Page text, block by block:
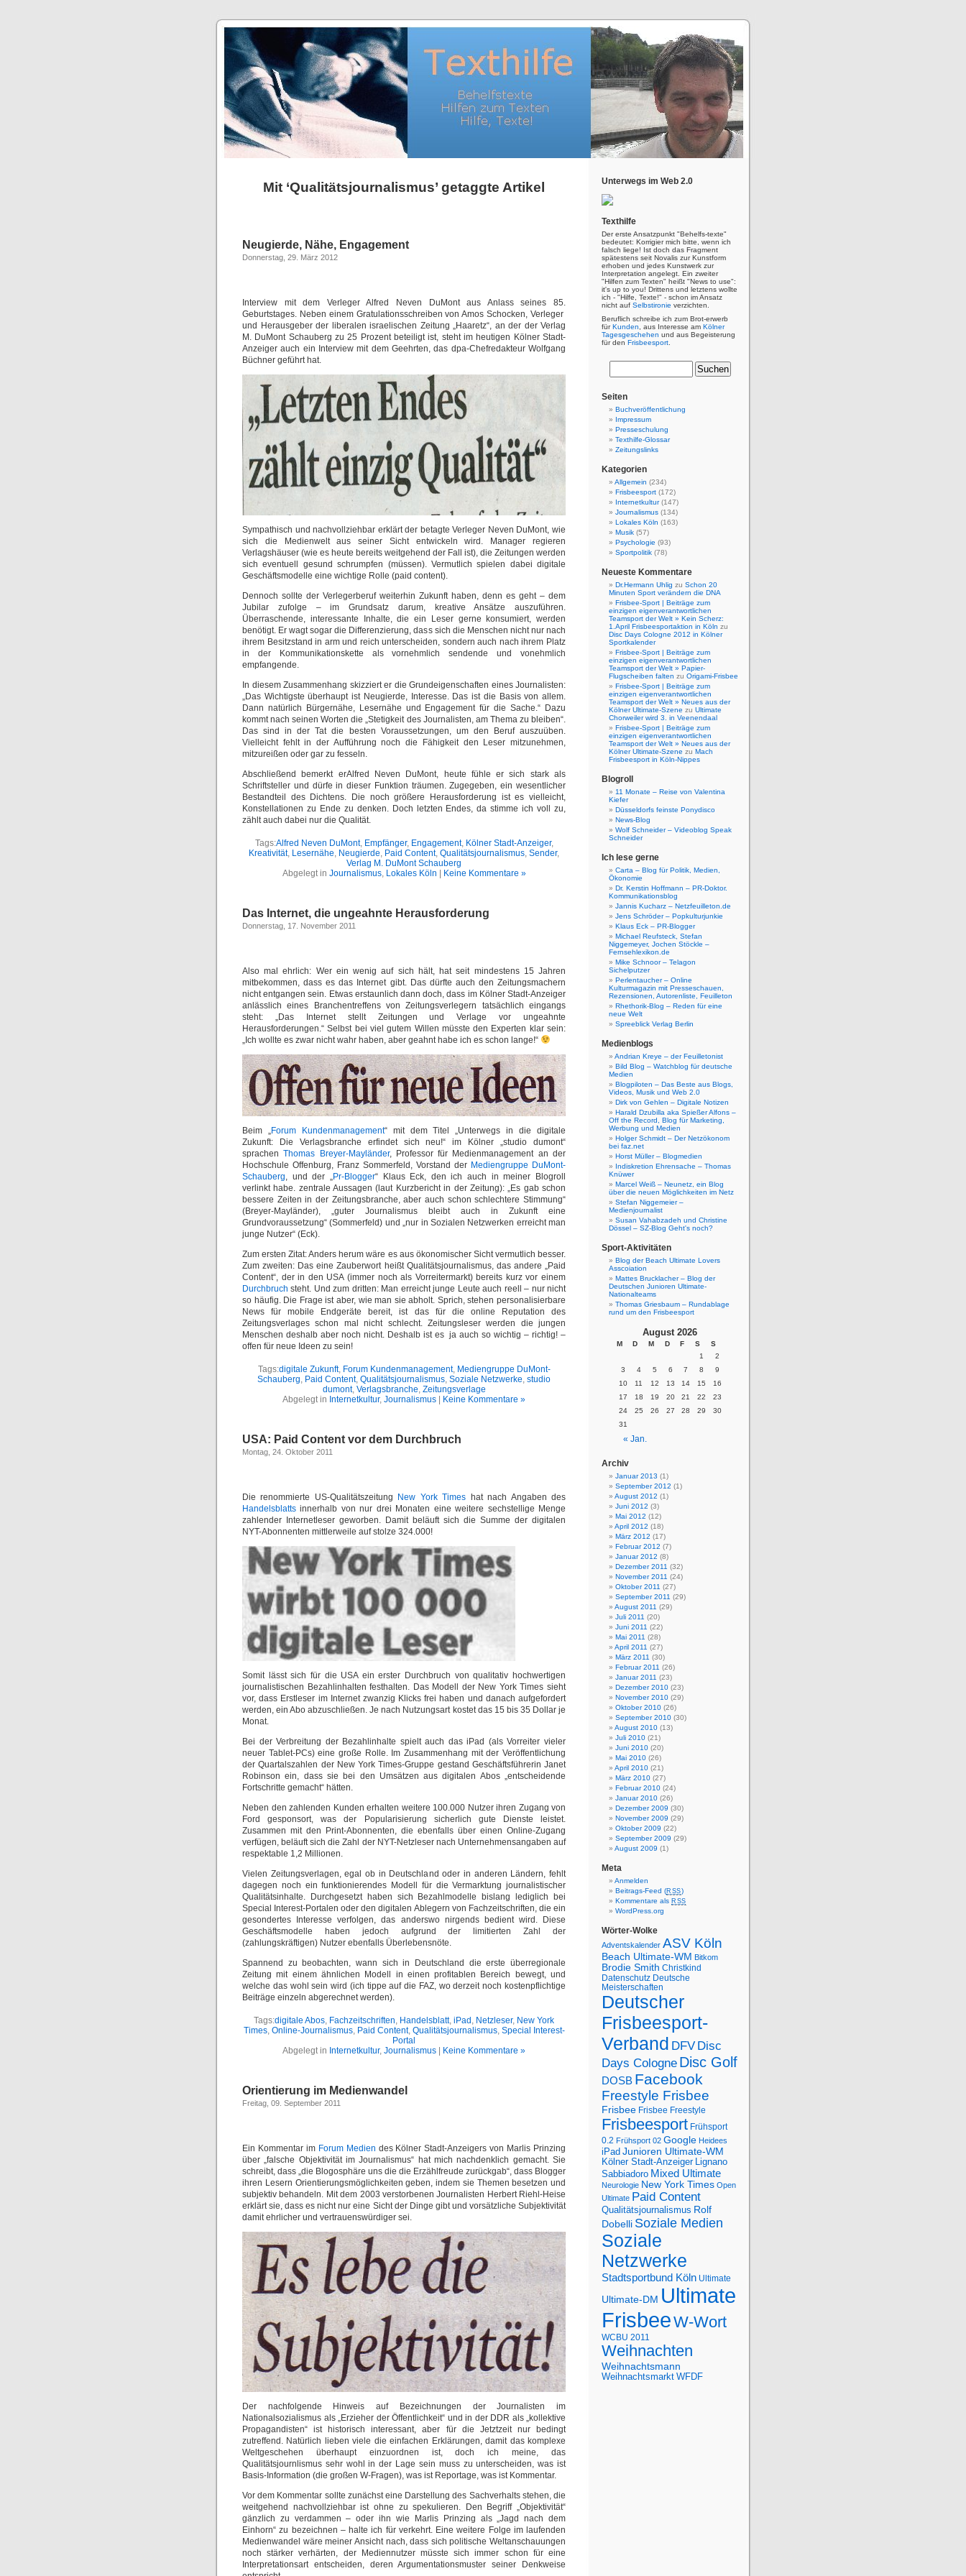
Mit ‘Qualitätsjournalismus’ getaggte Artikel
Neugierde, Nähe, Engagement
Donnerstag, 29. März 2012
Interview mit dem Verleger Alfred Neven DuMont aus Anlass seines 85.
Geburtstages. Neben einem Gratulationsschreiben von Amos Schocken, Verleger
und Herausgeber der liberalen israelischen Zeitung „Haaretz“, an der der Verlag
M. DuMont Schauberg zu 25 Prozent beteiligt ist, steht im heutigen Kölner Stadt-
Anzeiger auch ein Interview mit dem Geehrten, das dpa-Chefredakteur Wolfgang
Büchner geführt hat.
Sympathisch und nachvollziehbar erklärt der betagte Verleger Neven DuMont, wie
sich die Medienwelt aus seiner Sicht entwickeln wird. Manager regieren
Verlagshäuser (wie es heute bereits weitgehend der Fall ist), die Zeitungen werden
sich eventuell gesund schrumpfen (müssen). Vermutlich spielen dabei digitale
Geschäftsmodelle eine wichtige Rolle (paid content).
Dennoch sollte der Verlegerberuf weiterhin Zukunft haben, denn es geht – dem
Jubilar zufolge – im Grundsatz darum, kreative Ansätze auszuführen.
Überraschende, interessante Inhalte, die ein Leser gerne konsumiert, werden
benötigt. Er wagt sogar die Differenzierung, dass sich die Menschen nicht nur nach
ihrem Besitzstand in arm und reich unterscheiden, sondern auch nach ihrem Platz
in der Kommunikationskette als vornehmlich sendende und vonehmlich
empfangende.
In diesem Zusammenhang skizziert er die Grundeigenschaften eines Journalisten:
„Das Wichtigste überhaupt ist Neugierde, Interesse. Das ist die Basis von allem.
Dann natürlich Bürgernähe, Lesernähe und Engagement für die Sache.“ Dazu
kommt nach seinen Worten die „Stetigkeit des Journalisten, am Thema zu bleiben“.
Das sind in der Tat die besten Voraussetzungen, um den Beruf auszuüben.
Vielleicht fehlt in der Aufführung noch die Fähigkeit den Leser mitzunehmen,
mitzureißen oder gar zu fesseln.
Abschließend bemerkt erAlfred Neven DuMont, heute fühle er sich stark als
Schriftsteller und dürfe in dieser Funktion träumen. Zugegeben, ein wesentlicher
Bestandteil des Dichtens. Die noch größere Herausforderung ist es vielleicht,
Konstellationen zu Ende zu denken. Doch letzten Endes, da stimme ich voll zu,
zählt auch dabei nur die Qualität.
Tags:Alfred Neven DuMont, Empfänger, Engagement, Kölner Stadt-Anzeiger,
Kreativität, Lesernähe, Neugierde, Paid Content, Qualitätsjournalismus, Sender,
Verlag M. DuMont Schauberg
Abgelegt in Journalismus, Lokales Köln Keine Kommentare »
Das Internet, die ungeahnte Herausforderung
Donnerstag, 17. November 2011
Also mal ehrlich: Wer ein wenig auf sich hält, hat seit mindestens 15 Jahren
mitbekommen, dass es das Internet gibt. Das dürfte auch den Zeitungsmachern
nicht entgangen sein. Etwas erstaunlich dann doch, dass im Kölner Stadt-Anzeiger
anlässlich eines Branchentreffens von Zeitungsverlegern tatsächlich eingangs
steht: „Das Internet stellt Zeitungen und Verlage vor ungeahnte
Herausforderungen.“ Selbst bei viel gutem Willen müsste den Experten klar sein:
„Ich wollte es zwar nicht wahr haben, aber geahnt habe ich es schon lange!“
Beim „Forum Kundenmanagement“ mit dem Titel „Unterwegs in die digitale
Zukunft: Die Verlagsbranche erfindet sich neu!“ im Kölner „studio dumont“
sprachenThomas Breyer-Mayländer, Professor für Medienmanagement an der
Hochschule Offenburg, Franz Sommerfeld, Vorstand der Mediengruppe DuMont-
Schauberg, und der „Pr-Blogger“ Klaus Eck, den ich auch in meiner Blogroll
verlinkt habe. zentrale Aussagen (laut Kurzbericht in der Zeitung): „Es gab schon
bessere Zeiten in der Zeitungsbranche, aber auch schon schlechtere Stimmung“
(Breyer-Mayländer), „guter Journalismus bleibt auch in Zukunft eine
Grundvoraussetzung“ (Sommerfeld) und „nur in Sozialen Netzwerken erreicht man
junge Nutzer“ (Eck).
Zum ersten Zitat: Anders herum wäre es aus ökonomischer Sicht vermutlich besser.
Zum zweiten: Das eine Zauberwort heißt Qualitätsjournalismus, das andere „Paid
Content“, der in den USA (immer noch als Vorreitermarkt) bereits kurz vor einem
Durchbruch steht. Und zum dritten: Man erreicht junge Leute auch reell – nur nicht
so häufig. Die Frage ist aber, wie man sie abholt. Sprich, stehen personalisierbare
News für mobile Endgeräte bereit, ist das für die online Reputation des
Zeitungsverlages schon mal nicht schlecht. Zeitungsleser werden die jungen
Menschen deshalb aber noch nicht. Deshalb ist es ja auch so wichtig – richtig! –
offen für neue Ideen zu sein!
Tags:digitale Zukunft, Forum Kundenmanagement, Mediengruppe DuMont-
Schauberg, Paid Content, Qualitätsjournalismus, Soziale Netzwerke, studio
dumont, Verlagsbranche, Zeitungsverlage
Abgelegt in Internetkultur, Journalismus Keine Kommentare »
USA: Paid Content vor dem Durchbruch
Montag, 24. Oktober 2011
Die renommierte US-Qualitätszeitung New York Times hat nach Angaben des
Handelsblatts innerhalb von nur drei Monaten eine weitere sechstellige Menge
zahlender Internetleser geworben. Damit beläuft sich die Summe der digitalen
NYT-Abonnenten mittlerweile auf stolze 324.000!
Somit lässt sich für die USA ein erster Durchbruch von qualitativ hochwertigen
journalistischen Bezahlinhalten festhalten. Das Modell der New York Times sieht
vor, dass Erstleser im Internet zwanzig Klicks frei haben und danach aufgefordert
werden, ein Abo abzuschließen. Je nach Nutzungsart kostet das 15 bis 35 Dollar je
Monat.
Bei der Verbreitung der Bezahlinhalte spielt auch das iPad (als Vorreiter vieler
neuer Tablet-PCs) eine große Rolle. Im Zusammenhang mit der Veröffentlichung
der Quartalszahlen der New York Times-Gruppe gestand Geschäftsführerin Janet
Robinson ein, dass sie bei den Umsätzen aus digitalen Abos „entscheidende
Fortschritte gemacht“ hätten.
Neben den zahlenden Kunden erhalten weitere 100.000 Nutzer ihren Zugang von
Ford gesponsort, was der Popularisierung sicherlich gute Dienste leistet.
Zusammen mit den Print-Abonnenten, die ebenfalls über einen Online-Zugang
verfügen, beläuft sich die Zahl der NYT-Netzleser nach Unternehmensangaben auf
respektable 1,2 Millionen.
Vielen Zeitungsverlagen, egal ob in Deutschland oder in anderen Ländern, fehlt
dagegen noch ein funktionierendes Modell für die Vermarktung journalistischer
Qualitätsinhalte. Durchgesetzt haben sich Bezahlmodelle bislang lediglich bei
Special Interest-Portalen oder den digitalen Ablegern von Fachzeitschriften, die ein
gesondertes Interesse verfolgen, das anderswo nirgends bedient wird. Diese
Geschäftsmodelle haben jedoch aufgrund der limitierten Zahl der
(zahlungskräftigen) Nutzer ebenfalls Überlebensnöte.
Spannend zu beobachten, wann sich in Deutschland die erste überregionale
Zeitung mit einem ähnlichen Modell in einen profitablen Bereich bewegt, und
welche das wohl sein wird (ich tippe auf die FAZ, wo derzeit noch kostenpflichtige
Beiträge einzeln abgerechnet werden).
Tags:digitale Abos, Fachzeitschriften, Handelsblatt, iPad , Netzleser, New York
Times, Online-Journalismus, Paid Content, Qualitätsjournalismus, Special Interest-
Portal
Abgelegt in Internetkultur, Journalismus Keine Kommentare »
Orientierung im Medienwandel
Freitag, 09. September 2011
Ein Kommentar im Forum Medien des Kölner Stadt-Anzeigers von Marlis Prinzing
über „falsche Objektivität im Journalismus“ hat mich nachdenklich gemacht. Sie
schreibt, dass „die Blogosphäre uns die die Erzählfreude zurückgab“, dass Blogger
ihren Lesern Orientierungsmöglichkeiten geben, indem sie Themen besetzen und
subjektiv behandeln. Mit dem 2003 verstorbenen Journalisten Herbert Riehl-Heise
erklärt sie, dass es nicht nur eine Sicht der Dinge gibt und vorsätzliche Subjektivität
damit ehrlicher und vertrauenswürdiger sei.
Der nachfolgende Hinweis auf Bezeichnungen der Journalisten im
Nationalsozialismus als „Erzieher der Öffentlichkeit“ und in der DDR als „kollektive
Propagandisten“ ist historisch interessant, aber für die Jetztzeit nur bedingt
zutreffend. Natürlich lieben viele die einfachen Erklärungen, damit das komplexe
Weltgeschehen überhaupt einzuordnen ist, doch ich meine, das
Qualitätsjournlismus sehr wohl in der Lage sein muss zu unterscheiden, was ist
Basis-Information (die großen W-Fragen), was ist Reportage, was ist Kommentar.
Vor dem Kommentar sollte zunächst eine Darstellung des Sachverhalts stehen, die
weitgehend nachvollziehbar ist ohne zu spekulieren. Den Begriff „Objektivität“
gänzlich zu verdammen – oder ihn wie Marlis Prinzing als „Jagd nach dem
Einhorn“ zu bezeichnen – halte ich für verkehrt. Eine weitere Folge im laufenden
Medienwandel wäre meiner Ansicht nach, dass sich politische Weltanschauungen
noch stärker verhärten, der Mediennutzer müsste sich immer schon für eine
Interpretationsart entscheiden, deren Argumentationsmuster seiner Denkweise
Unterwegs im Web 2.0
Texthilfe
Der erste Ansatzpunkt "Behelfs-texte"
bedeutet: Korrigier mich bitte, wenn ich
falsch liege! Ist doch das Fragment
spätestens seit Novalis zur Kunstform
erhoben und jedes Kunstwerk zur
Interpretation angelegt. Ein zweiter
"Hilfen zum Texten" heißt "News to use":
it's up to you! Drittens und letztens wollte
ich - "Hilfe, Texte!" - schon im Ansatz
nicht auf Selbstironie verzichten.
Beruflich schreibe ich zum Brot-erwerb
fürKunden , aus Interesse am Kölner
Tagesgeschehen und aus Begeisterung
für den Frisbeesport
Seiten
Buchveröffentlichung
Impressum
Presseschulung
Texthilfe-Glossar
Zeitungslinks
Kategorien
Allgemein (234)
Frisbeesport (172)
Internetkultur(147)
Journalismus (134)
Lokales Köln (163)
Musik (57)
Psychologie (93)
Sportpolitik (78)
Neueste Kommentare
Dr.Hermann Uhlig zu Schon 20
Minuten Sport verändern die DNA
Frisbee-Sport | Beiträge zum
einzigen eigenverantwortlichen
Teamsport der Welt » Kein Scherz:
1.April Frisbeesportaktion in Köln zu
Disc Days Cologne 2012 in Kölner
Sportkalender
Frisbee-Sport | Beiträge zum
einzigen eigenverantwortlichen
Teamsport der Welt » Papier-
Flugscheiben falten zu Origami-Frisbee
Frisbee-Sport | Beiträge zum
einzigen eigenverantwortlichen
Teamsport der Welt » Neues aus der
Kölner Ultimate-Szene zu Ultimate
Chorweiler wird 3. in Veenendaal
Frisbee-Sport | Beiträge zum
einzigen eigenverantwortlichen
Teamsport der Welt » Neues aus der
Kölner Ultimate-Szene zu Mach
Frisbeesport in Köln-Nippes
Blogroll
11 Monate – Reise von Valentina
Kiefer
Düsseldorfs feinste Ponydisco
News-Blog
Wolf Schneider – Videoblog Speak
Schneider
Ich lese gerne
Carta – Blog für Politik, Medien,
Ökonomie
Dr. Kerstin Hoffmann – PR-Doktor.
Kommunikationsblog
Jannis Kucharz – Netzfeuilleton.de
Jens Schröder – Popkulturjunkie
Klaus Eck – PR-Blogger
Michael Reufsteck, Stefan
Niggemeyer, Jochen Stöckle –
Fernsehlexikon.de
Mike Schnoor – Telagon
Sichelputzer
Perlentaucher – Online
Kulturmagazin mit Presseschauen,
Rezensionen, Autorenliste, Feuilleton
Rhethorik-Blog – Reden für eine
neue Welt
Spreeblick Verlag Berlin
Medienblogs
Andrian Kreye – der Feuilletonist
Bild Blog – Watchblog für deutsche
Medien
Blogpiloten – Das Beste aus Blogs,
Videos, Musik und Web 2.0
Dirk von Gehlen – Digitale Notizen
Harald Dzubilla aka Spießer Alfons –
Off the Record, Blog für Marketing,
Werbung und Medien
Holger Schmidt – Der Netzökonom
bei faz.net
Horst Müller – Blogmedien
Indiskretion Ehrensache – Thomas
Knüwer
Marcel Weiß – Neunetz, ein Blog
über die neuen Möglichkeiten im Netz
Stefan Niggemeier –
Medienjournalist
Susan Vahabzadeh und Christine
Dössel – SZ-Blog Geht's noch?
Sport-Aktivitäten
Blog der Beach Ultimate Lovers
Asscoiation
Mattes Brucklacher – Blog der
Deutschen Junioren Ultimate-
Nationalteams
Thomas Griesbaum – Rundablage
rund um den Frisbeesport
August 2026
M D M D F S S
« Jan.
1
2
3
4 5 6 7 8
9
10
11 12 13 14 15
16
17
18 19 20 21 22
23
24
25 26 27 28 29
30
31
Archiv
Januar 2013 (1)
September 2012 (1)
August 2012 (1)
Juni 2012 (3)
Mai 2012 (12)
April 2012 (18)
März 2012 (17)
Februar 2012 (7)
Januar 2012 (8)
Dezember 2011 (32)
November 2011 (24)
Oktober 2011 (27)
September 2011 (29)
August 2011 (29)
Juli 2011 (20)
Juni 2011 (22)
Mai 2011 (28)
April 2011 (27)
März 2011 (30)
Februar 2011 (26)
Januar 2011 (23)
Dezember 2010 (23)
November 2010 (29)
Oktober 2010 (26)
September 2010 (30)
August 2010 (13)
Juli 2010 (21)
Juni 2010 (20)
Mai 2010 (26)
April 2010 (21)
März 2010 (27)
Februar 2010 (24)
Januar 2010 (26)
Dezember 2009 (30)
November 2009 (29)
Oktober 2009 (22)
September 2009 (29)
August 2009 (1)
Meta
Anmelden
Beitrags-Feed (RSS)
Kommentare als RSS
WordPress.org
Wörter-Wolke
Adventskalender ASV Köln
Beach Ultimate-WM Bitkom
Brodie Smith Christkind
Datenschutz Deutsche
Meisterschaften
Deutscher
Frisbeesport-
Verband DFV Disc
Days Cologne Disc Golf
DOSB Facebook
Freestyle Frisbee
Frisbee Frisbee Freestyle
Frisbeesport Frühsport
0.2 Frühsport 02 Google Heidees
iPad Junioren Ultimate-WM
Kölner Stadt-Anzeiger Lignano
Sabbiadoro Mixed Ultimate
Neurologie New York Times Open
Ultimate Paid Content
Qualitätsjournalismus Rolf
Dobelli Soziale Medien
Soziale
Netzwerke
Stadtsportbund Köln Ultimate
Ultimate-DM Ultimate
FrisbeeW-Wort
WCBU 2011
Weihnachten
Weihnachtsmann
Weihnachtsmarkt WFDF